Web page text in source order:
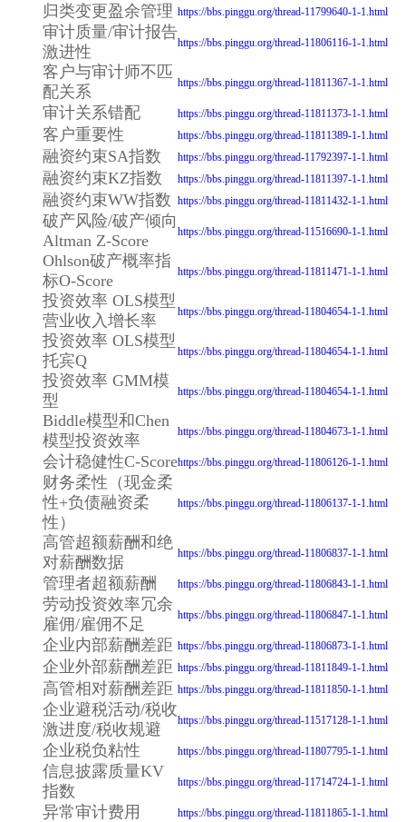
归类变更盈余管理 https://bbs.pinggu.org/thread-11799640-1-1.html
审计质量/审计报告
激进性
https://bbs.pinggu.org/thread-11806116-1-1.html
客户与审计师不匹
配关系
https://bbs.pinggu.org/thread-11811367-1-1.html
审计关系错配 https://bbs.pinggu.org/thread-11811373-1-1.html
客户重要性 https://bbs.pinggu.org/thread-11811389-1-1.html
融资约束SA指数 https://bbs.pinggu.org/thread-11792397-1-1.html
融资约束KZ指数 https://bbs.pinggu.org/thread-11811397-1-1.html
融资约束WW指数 https://bbs.pinggu.org/thread-11811432-1-1.html
破产风险/破产倾向
Altman Z-Score
https://bbs.pinggu.org/thread-11516690-1-1.html
Ohlson破产概率指
标O-Score
https://bbs.pinggu.org/thread-11811471-1-1.html
投资效率 OLS模型
营业收入增长率
https://bbs.pinggu.org/thread-11804654-1-1.html
投资效率 OLS模型
托宾Q
https://bbs.pinggu.org/thread-11804654-1-1.html
投资效率 GMM模
型
https://bbs.pinggu.org/thread-11804654-1-1.html
Biddle模型和Chen
模型投资效率
https://bbs.pinggu.org/thread-11804673-1-1.html
会计稳健性C-Scorehttps://bbs.pinggu.org/thread-11806126-1-1.html
财务柔性（现金柔
性+负债融资柔
性）
https://bbs.pinggu.org/thread-11806137-1-1.html
高管超额薪酬和绝
对薪酬数据
https://bbs.pinggu.org/thread-11806837-1-1.html
管理者超额薪酬 https://bbs.pinggu.org/thread-11806843-1-1.html
劳动投资效率冗余
雇佣/雇佣不足
https://bbs.pinggu.org/thread-11806847-1-1.html
企业内部薪酬差距 https://bbs.pinggu.org/thread-11806873-1-1.html
企业外部薪酬差距 https://bbs.pinggu.org/thread-11811849-1-1.html
高管相对薪酬差距 https://bbs.pinggu.org/thread-11811850-1-1.html
企业避税活动/税收
激进度/税收规避
https://bbs.pinggu.org/thread-11517128-1-1.html
企业税负粘性 https://bbs.pinggu.org/thread-11807795-1-1.html
信息披露质量KV
指数
https://bbs.pinggu.org/thread-11714724-1-1.html
异常审计费用 https://bbs.pinggu.org/thread-11811865-1-1.html